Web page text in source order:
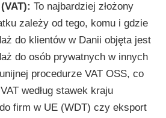
To najbardziej złożony
zależy od tego, komu i gdzie
do klientów w Danii objęta jest
do osób prywatnych w innych
procedurze VAT OSS, co
według stawek kraju
firm w UE (WDT) czy eksport